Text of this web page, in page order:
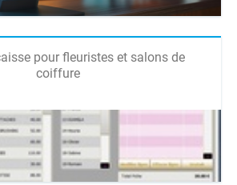
pour fleuristes et salons de
coiffure